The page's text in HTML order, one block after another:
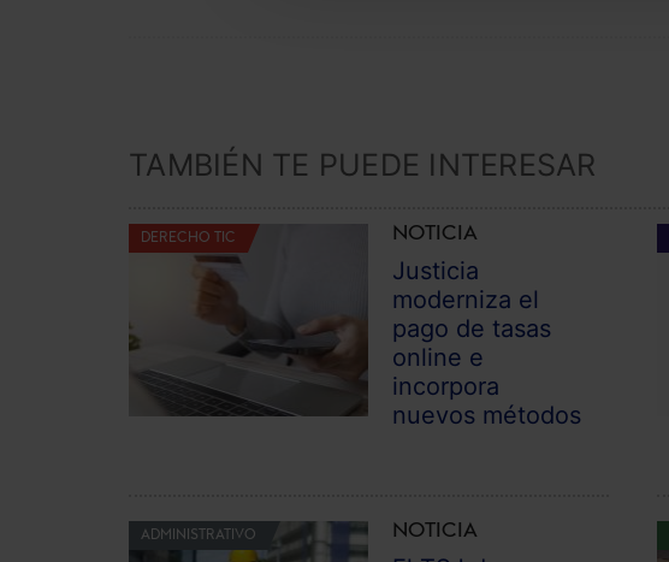
TAMBIÉN TE PUEDE INTERESAR
DERECHO TIC NOTICIA
Justicia
moderniza el
pago de tasas
online e
incorpora
nuevos métodos
ADMINISTRATIVO NOTICIA